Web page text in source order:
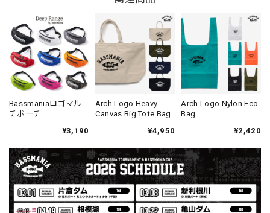
【Double.H】MIR
Daeun / BlackSilver
2026/07/31
MIR届きました。発送まで迅速に対応して頂きありがとうご
ざいました。
【Seamania】Uv Rush Cool Logo Zip Parka［BLK］［LIMITED］
ブラック L
2026/07/30
発送も早く着心地最高！！！！ セットアップで短パンも買
Bassmaniaロゴマル
チポーチ
¥3,190
Arch Logo Heavy
Canvas Big Tote Bag
¥4,950
Arch Logo Nylon Eco
Bag
¥2,420